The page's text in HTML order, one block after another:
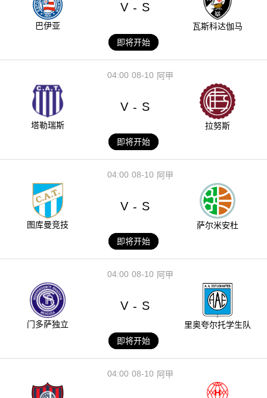
巴伊亚
V - S
瓦斯科达伽马
即将开始
08-10
04:00 阿甲
塔勒瑞斯
V - S
拉努斯
即将开始
08-10
04:00 阿甲
图库曼竞技
V - S
萨尔米安杜
即将开始
08-10
04:00 阿甲
门多萨独立
V - S
里奥夸尔托学生队
即将开始
08-10
04:00 阿甲